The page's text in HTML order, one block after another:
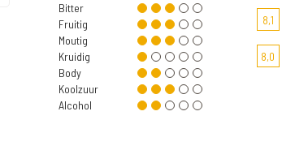
Bitter
Fruitig
Moutig
Kruidig
Body
Koolzuur
Alcohol
8,1
8,0